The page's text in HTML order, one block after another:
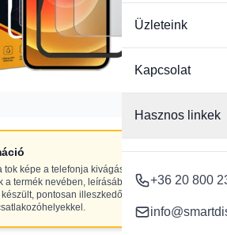
Üzleteink
Kapcsolat
Hasznos linkek
+36 20 800
tok képe a telefonja kivágásaival, NE
a termék nevében, leírásában szereplő
pontosan illeszkedő